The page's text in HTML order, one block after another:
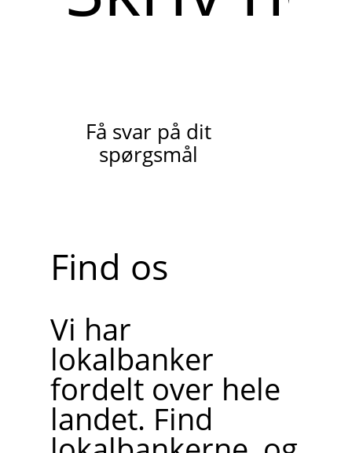
Få svar på dit
spørgsmål
Find os
Vi har
lokalbanker
fordelt over hele
landet. Find